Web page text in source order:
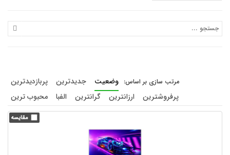
وضعیت جدیدترین
پربازدیدترین
پرفروشترین
ارزانترین گرانترین الفبا محبوب ترین